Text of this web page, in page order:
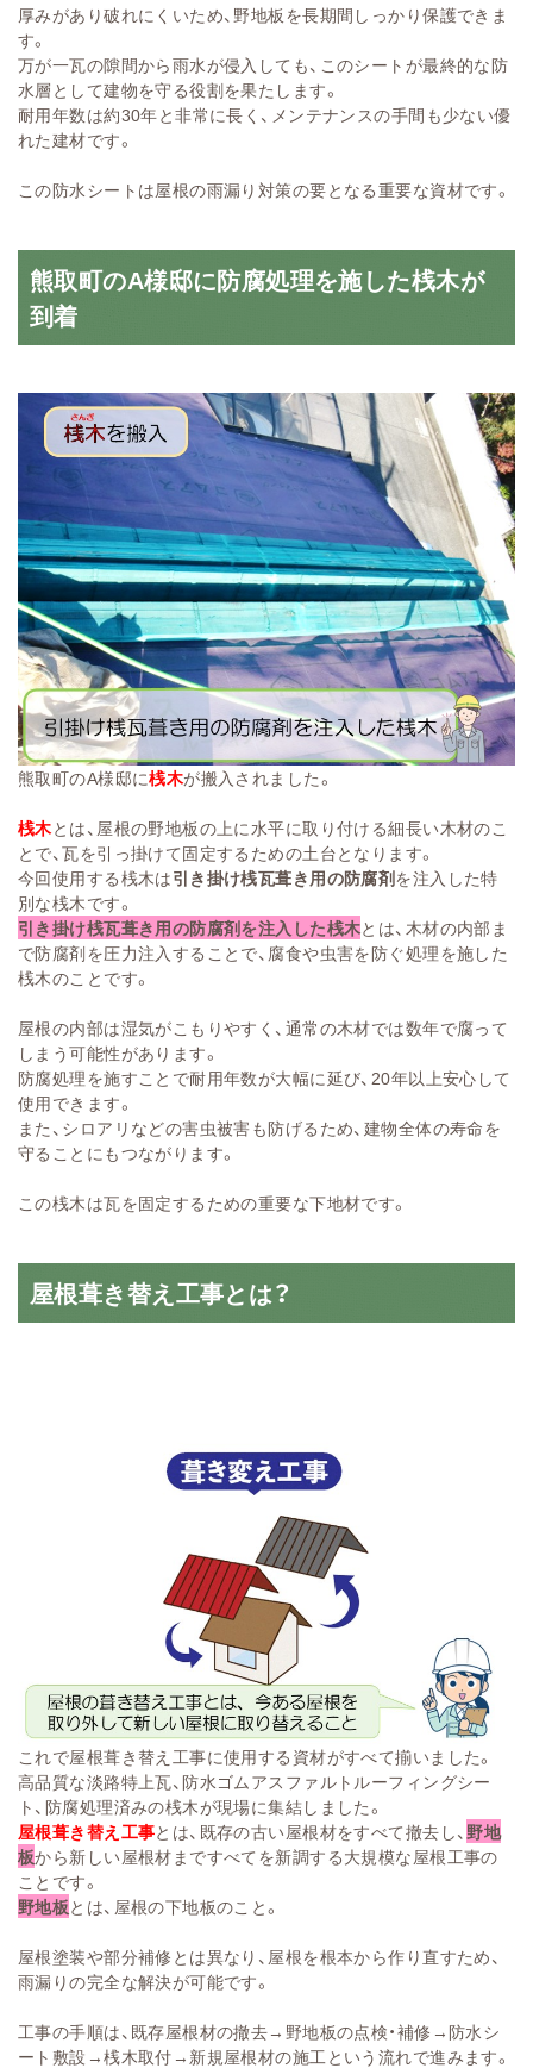
厚みがあり破れにくいため、野地板を長期間しっかり保護できま
す。
万が一瓦の隙間から雨水が侵入しても、このシートが最終的な防
水層として建物を守る役割を果たします。
耐用年数は約30年と非常に長く、メンテナンスの手間も少ない優
れた建材です。
この防水シートは屋根の雨漏り対策の要となる重要な資材です。
熊取町のA様邸に防腐処理を施した桟木が
到着
熊取町のA様邸に桟木が搬入されました。
桟木とは、屋根の野地板の上に水平に取り付ける細長い木材のこ
とで、瓦を引っ掛けて固定するための土台となります。
今回使用する桟木は引き掛け桟瓦葺き用の防腐剤を注入した特
別な桟木です。
引き掛け桟瓦葺き用の防腐剤を注入した桟木とは、木材の内部ま
で防腐剤を圧力注入することで、腐食や虫害を防ぐ処理を施した
桟木のことです。
屋根の内部は湿気がこもりやすく、通常の木材では数年で腐って
しまう可能性があります。
防腐処理を施すことで耐用年数が大幅に延び、20年以上安心して
使用できます。
また、シロアリなどの害虫被害も防げるため、建物全体の寿命を
守ることにもつながります。
この桟木は瓦を固定するための重要な下地材です。
屋根葺き替え工事とは？
これで屋根葺き替え工事に使用する資材がすべて揃いました。
高品質な淡路特上瓦、防水ゴムアスファルトルーフィングシー
ト、防腐処理済みの桟木が現場に集結しました。
屋根葺き替え工事とは、既存の古い屋根材をすべて撤去し、 野地
板から新しい屋根材まですべてを新調する大規模な屋根工事の
ことです。
野地板とは、屋根の下地板のこと。
屋根塗装や部分補修とは異なり、屋根を根本から作り直すため、
雨漏りの完全な解決が可能です。
工事の手順は、既存屋根材の撤去→野地板の点検・補修→防水シ
ート敷設→桟木取付→新規屋根材の施工という流れで進みます。